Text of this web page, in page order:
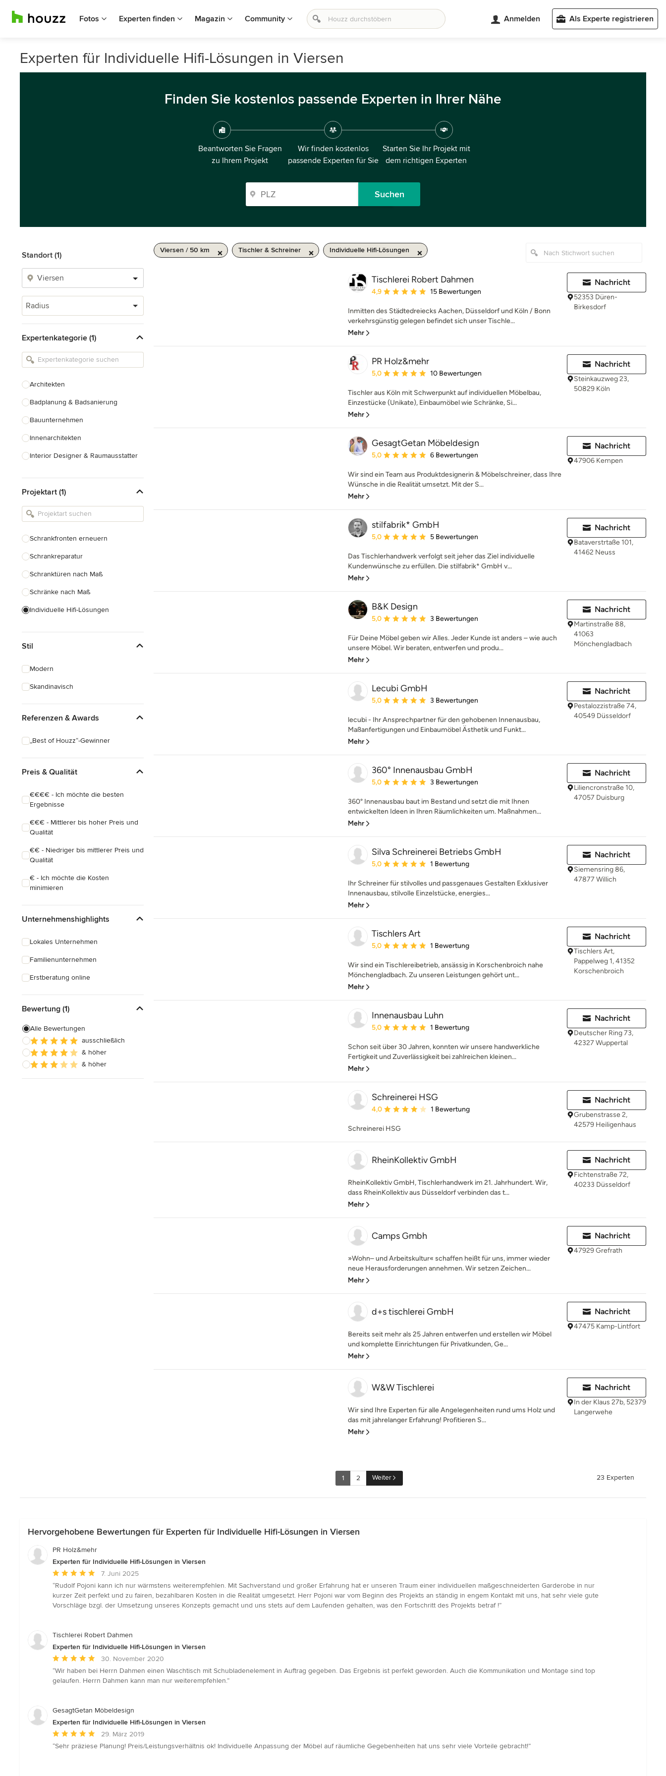
Fotos Experten finden Magazin Community Anmelden Als Experte registrieren
Experten für Individuelle Hifi-Lösungen in Viersen
Finden Sie kostenlos passende Experten in Ihrer Nähe
Beantworten Sie Fragen
zu Ihrem Projekt
Wir finden kostenlos
passende Experten für Sie
Starten Sie Ihr Projekt mit
dem richtigen Experten
Suchen
Standort (1)
Radius
Expertenkategorie (1)
Architekten
Badplanung & Badsanierung
Bauunternehmen
Innenarchitekten
Interior Designer & Raumausstatter
Landschaftsarchitekten
Armaturen & Sanitärbedarf
Projektart (1)
Schrankfronten erneuern
Schrankreparatur
Schranktüren nach Maß
Schränke nach Maß
Individuelle Hifi-Lösungen
Küchenschränke nach Maß
Alle anzeigen
Stil
Modern
Skandinavisch
Referenzen & Awards
„Best of Houzz“-Gewinner
Preis & Qualität
€€€€ - Ich möchte die besten
Ergebnisse
€€€ - Mittlerer bis hoher Preis und
Qualität
€€ - Niedriger bis mittlerer Preis und
Qualität
€ - Ich möchte die Kosten
minimieren
Unternehmenshighlights
Lokales Unternehmen
Familienunternehmen
Erstberatung online
Bewertung (1)
Alle Bewertungen
ausschließlich
& höher
& höher
Viersen / 50 km Tischler & Schreiner Individuelle Hifi-Lösungen
Tischlerei Robert Dahmen
Durchschnittliche Bewertung: 4.9 von 5 Sternen
4,9 15 Bewertungen
Inmitten des Städtedreiecks Aachen, Düsseldorf und Köln / Bonn
verkehrsgünstig gelegen befindet sich unser Tischle...
Mehr
Nachricht
52353 Düren-
Birkesdorf
PR Holz&mehr
Durchschnittliche Bewertung: 5 von 5 Sternen
5,0 10 Bewertungen
Tischler aus Köln mit Schwerpunkt auf individuellen Möbelbau,
Einzestücke (Unikate), Einbaumöbel wie Schränke, Si...
Mehr
Nachricht
Steinkauzweg 23,
50829 Köln
GesagtGetan Möbeldesign
Durchschnittliche Bewertung: 5 von 5 Sternen
5,0 6 Bewertungen
Wir sind ein Team aus Produktdesignerin & Möbelschreiner, dass Ihre
Wünsche in die Realität umsetzt. Mit der S...
Mehr
Nachricht
47906 Kempen
stilfabrik* GmbH
Durchschnittliche Bewertung: 5 von 5 Sternen
5,0 5 Bewertungen
Das Tischlerhandwerk verfolgt seit jeher das Ziel individuelle
Kundenwünsche zu erfüllen. Die stilfabrik* GmbH v...
Mehr
Nachricht
Bataverstrtaße 101,
41462 Neuss
B&K Design
Durchschnittliche Bewertung: 5 von 5 Sternen
5,0 3 Bewertungen
Für Deine Möbel geben wir Alles. Jeder Kunde ist anders – wie auch
unsere Möbel. Wir beraten, entwerfen und produ...
Mehr
Nachricht
Martinstraße 88,
41063
Mönchengladbach
Lecubi GmbH
Durchschnittliche Bewertung: 5 von 5 Sternen
5,0 3 Bewertungen
lecubi - Ihr Ansprechpartner für den gehobenen Innenausbau,
Maßanfertigungen und Einbaumöbel Ästhetik und Funkt...
Mehr
Nachricht
Pestalozzistraße 74,
40549 Düsseldorf
360° Innenausbau GmbH
Durchschnittliche Bewertung: 5 von 5 Sternen
5,0 3 Bewertungen
360° Innenausbau baut im Bestand und setzt die mit Ihnen
entwickelten Ideen in Ihren Räumlichkeiten um. Maßnahmen...
Mehr
Nachricht
Liliencronstraße 10,
47057 Duisburg
Silva Schreinerei Betriebs GmbH
Durchschnittliche Bewertung: 5 von 5 Sternen
5,0 1 Bewertung
Ihr Schreiner für stilvolles und passgenaues Gestalten Exklusiver
Innenausbau, stilvolle Einzelstücke, energies...
Mehr
Nachricht
Siemensring 86,
47877 Willich
Tischlers Art
Durchschnittliche Bewertung: 5 von 5 Sternen
5,0 1 Bewertung
Wir sind ein Tischlereibetrieb, ansässig in Korschenbroich nahe
Mönchengladbach. Zu unseren Leistungen gehört unt...
Mehr
Nachricht
Tischlers Art,
Pappelweg 1, 41352
Korschenbroich
Innenausbau Luhn
Durchschnittliche Bewertung: 5 von 5 Sternen
5,0 1 Bewertung
Schon seit über 30 Jahren, konnten wir unsere handwerkliche
Fertigkeit und Zuverlässigkeit bei zahlreichen kleinen...
Mehr
Nachricht
Deutscher Ring 73,
42327 Wuppertal
Schreinerei HSG
Durchschnittliche Bewertung: 4 von 5 Sternen
4,0 1 Bewertung
Schreinerei HSG
Nachricht
Grubenstrasse 2,
42579 Heiligenhaus
RheinKollektiv GmbH
RheinKollektiv GmbH, Tischlerhandwerk im 21. Jahrhundert. Wir,
dass RheinKollektiv aus Düsseldorf verbinden das t...
Mehr
Nachricht
Fichtenstraße 72,
40233 Düsseldorf
Camps Gmbh
»Wohn– und Arbeitskultur« schaffen heißt für uns, immer wieder
neue Herausforderungen annehmen. Wir setzen Zeichen...
Mehr
Nachricht
47929 Grefrath
d+s tischlerei GmbH
Bereits seit mehr als 25 Jahren entwerfen und erstellen wir Möbel
und komplette Einrichtungen für Privatkunden, Ge...
Mehr
Nachricht
47475 Kamp-Lintfort
W&W Tischlerei
Wir sind Ihre Experten für alle Angelegenheiten rund ums Holz und
das mit jahrelanger Erfahrung! Profitieren S...
Mehr
Nachricht
In der Klaus 27b, 52379
Langerwehe
1 2 Weiter 23 Experten
Hervorgehobene Bewertungen für Experten für Individuelle Hifi-Lösungen in Viersen
PR Holz&mehr
Experten für Individuelle Hifi-Lösungen in Viersen
Durchschnittliche
Bewertung:
5
von
7. Juni 2025
“Rudolf Pojoni kann ich nur wärmstens weiterempfehlen. Mit Sachverstand und großer Erfahrung hat er unseren Traum einer individuellen maßgeschneiderten Garderobe in nur
kurzer Zeit perfekt und zu fairen, bezahlbaren Kosten in die Realität umgesetzt. Herr Pojoni war vom Beginn des Projekts an ständig in engem Kontakt mit uns, hat sehr viele gute
Vorschläge bzgl. der Umsetzung unseres Konzepts gemacht und uns stets auf dem Laufenden gehalten, was den Fortschritt des Projekts betraf !”
Tischlerei Robert Dahmen
Experten für Individuelle Hifi-Lösungen in Viersen
Durchschnittliche
Bewertung:
5
Sternen
30. November 2020
“Wir haben bei Herrn Dahmen einen Waschtisch mit Schubladenelement in Auftrag gegeben. Das Ergebnis ist perfekt geworden. Auch die Kommunikation und Montage sind top
gelaufen. Herrn Dahmen kann man nur weiterempfehlen.”
GesagtGetan Möbeldesign
Experten für Individuelle Hifi-Lösungen in Viersen
Durchschnittliche
Bewertung:
29. März 2019
“Sehr präziese Planung! Preis/Leistungsverhältnis ok! Individuelle Anpassung der Möbel auf räumliche Gegebenheiten hat uns sehr viele Vorteile gebracht!”